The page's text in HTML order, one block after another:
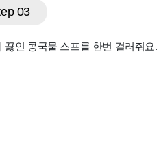
03
끓인 콩국물 스프를 한번 걸러줘요.